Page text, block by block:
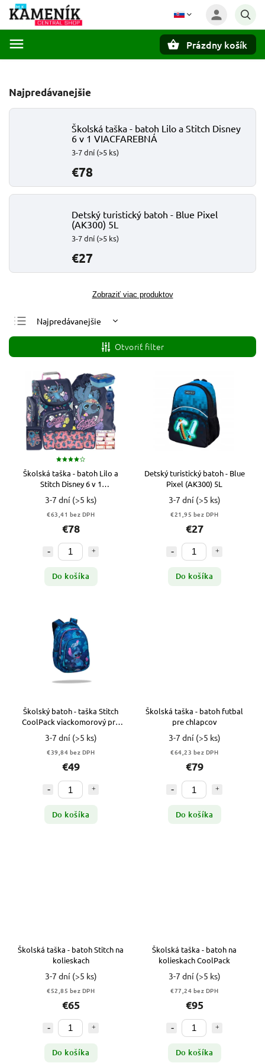
Prázdny košík
Najpredávanejšie
Školská taška - batoh Lilo a Stitch Disney
6 v 1 VIACFAREBNÁ
3-7 dní (>5 ks)
€78
Detský turistický batoh - Blue Pixel
(AK300) 5L
3-7 dní (>5 ks)
€27
Zobraziť viac produktov
Najpredávanejšie
Najlacnejšie
Najdrahšie
Abecedne
Otvoriť filter
Školská taška - batoh Lilo a
Stitch Disney 6 v 1
VIACFAREBNÁ
3-7 dní (>5 ks)
€63,41 bez DPH
€78
Do košíka
Detský turistický batoh - Blue
Pixel (AK300) 5L
3-7 dní (>5 ks)
€21,95 bez DPH
€27
Do košíka
Školský batoh - taška Stitch
CoolPack viackomorový pre
deti
3-7 dní (>5 ks)
€39,84 bez DPH
€49
Do košíka
Školská taška - batoh futbal
pre chlapcov
3-7 dní (>5 ks)
€64,23 bez DPH
€79
Do košíka
Školská taška - batoh Stitch na
kolieskach
3-7 dní (>5 ks)
€52,85 bez DPH
€65
Do košíka
Školská taška - batoh na
kolieskach CoolPack
3-7 dní (>5 ks)
€77,24 bez DPH
€95
Do košíka